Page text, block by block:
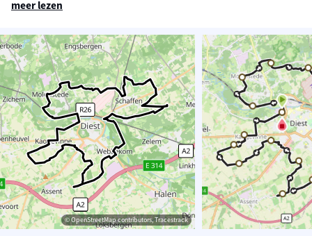
meer lezen
© OpenStreetMap contributors, Tracestrack